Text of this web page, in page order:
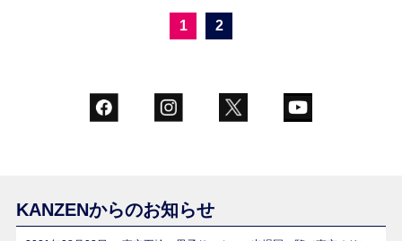
1 2
KANZENからのお知らせ